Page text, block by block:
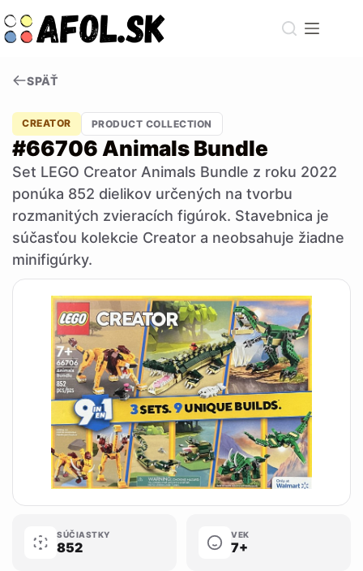
to
content
SPÄŤ
CREATOR PRODUCT COLLECTION
#66706 Animals Bundle
Set LEGO Creator Animals Bundle z roku 2022
ponúka 852 dielikov určených na tvorbu
rozmanitých zvieracích figúrok. Stavebnica je
súčasťou kolekcie Creator a neobsahuje žiadne
minifigúrky.
SÚČIASTKY
852
VEK
7+